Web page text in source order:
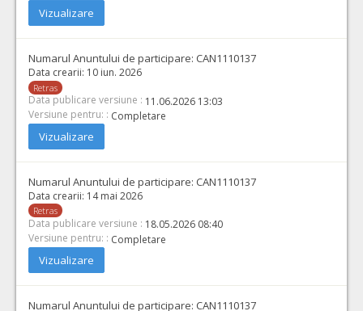
Vizualizare
Numarul Anuntului de participare: CAN1110137
Data crearii: 10 iun. 2026
Retras
Data publicare versiune : 11.06.2026 13:03
Versiune pentru: : Completare
Vizualizare
Numarul Anuntului de participare: CAN1110137
Data crearii: 14 mai 2026
Retras
Data publicare versiune : 18.05.2026 08:40
Versiune pentru: : Completare
Vizualizare
Numarul Anuntului de participare: CAN1110137